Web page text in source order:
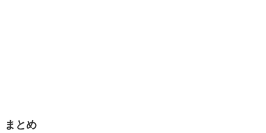
まとめ